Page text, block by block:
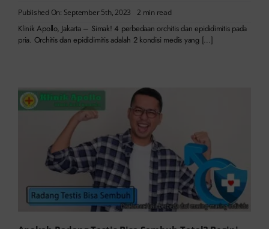
Published On: September 5th, 2023 2 min read
Klinik Apollo, Jakarta – Simak! 4 perbedaan orchitis dan epididimitis pada
pria. Orchitis dan epididimitis adalah 2 kondisi medis yang […]